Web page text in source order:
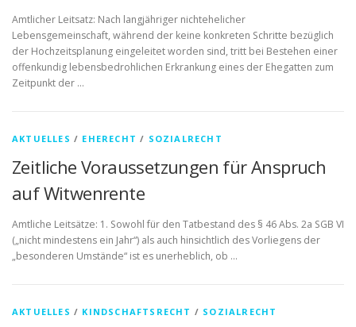
Amtlicher Leitsatz: Nach langjähriger nichtehelicher
Lebensgemeinschaft, während der keine konkreten Schritte bezüglich
der Hochzeitsplanung eingeleitet worden sind, tritt bei Bestehen einer
offenkundig lebensbedrohlichen Erkrankung eines der Ehegatten zum
Zeitpunkt der …
AKTUELLES / EHERECHT / SOZIALRECHT
Zeitliche Voraussetzungen für Anspruch
auf Witwenrente
Amtliche Leitsätze: 1. Sowohl für den Tatbestand des § 46 Abs. 2a SGB VI
(„nicht mindestens ein Jahr“) als auch hinsichtlich des Vorliegens der
„besonderen Umstände“ ist es unerheblich, ob …
AKTUELLES / KINDSCHAFTSRECHT / SOZIALRECHT